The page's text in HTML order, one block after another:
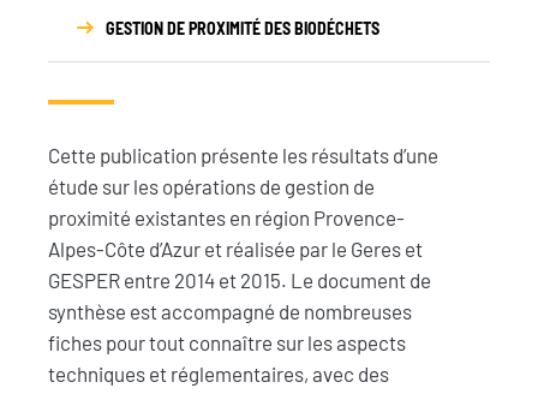
GESTION DE PROXIMITÉ DES BIODÉCHETS
Cette publication présente les résultats d’une
étude sur les opérations de gestion de
proximité existantes en région Provence-
Alpes-Côte d’Azur et réalisée par le Geres et
GESPER entre 2014 et 2015. Le document de
synthèse est accompagné de nombreuses
fiches pour tout connaître sur les aspects
techniques et réglementaires, avec des